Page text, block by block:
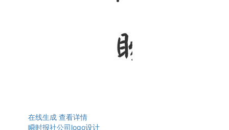
在线生成 查看详情
瞬时报社公司logo设计